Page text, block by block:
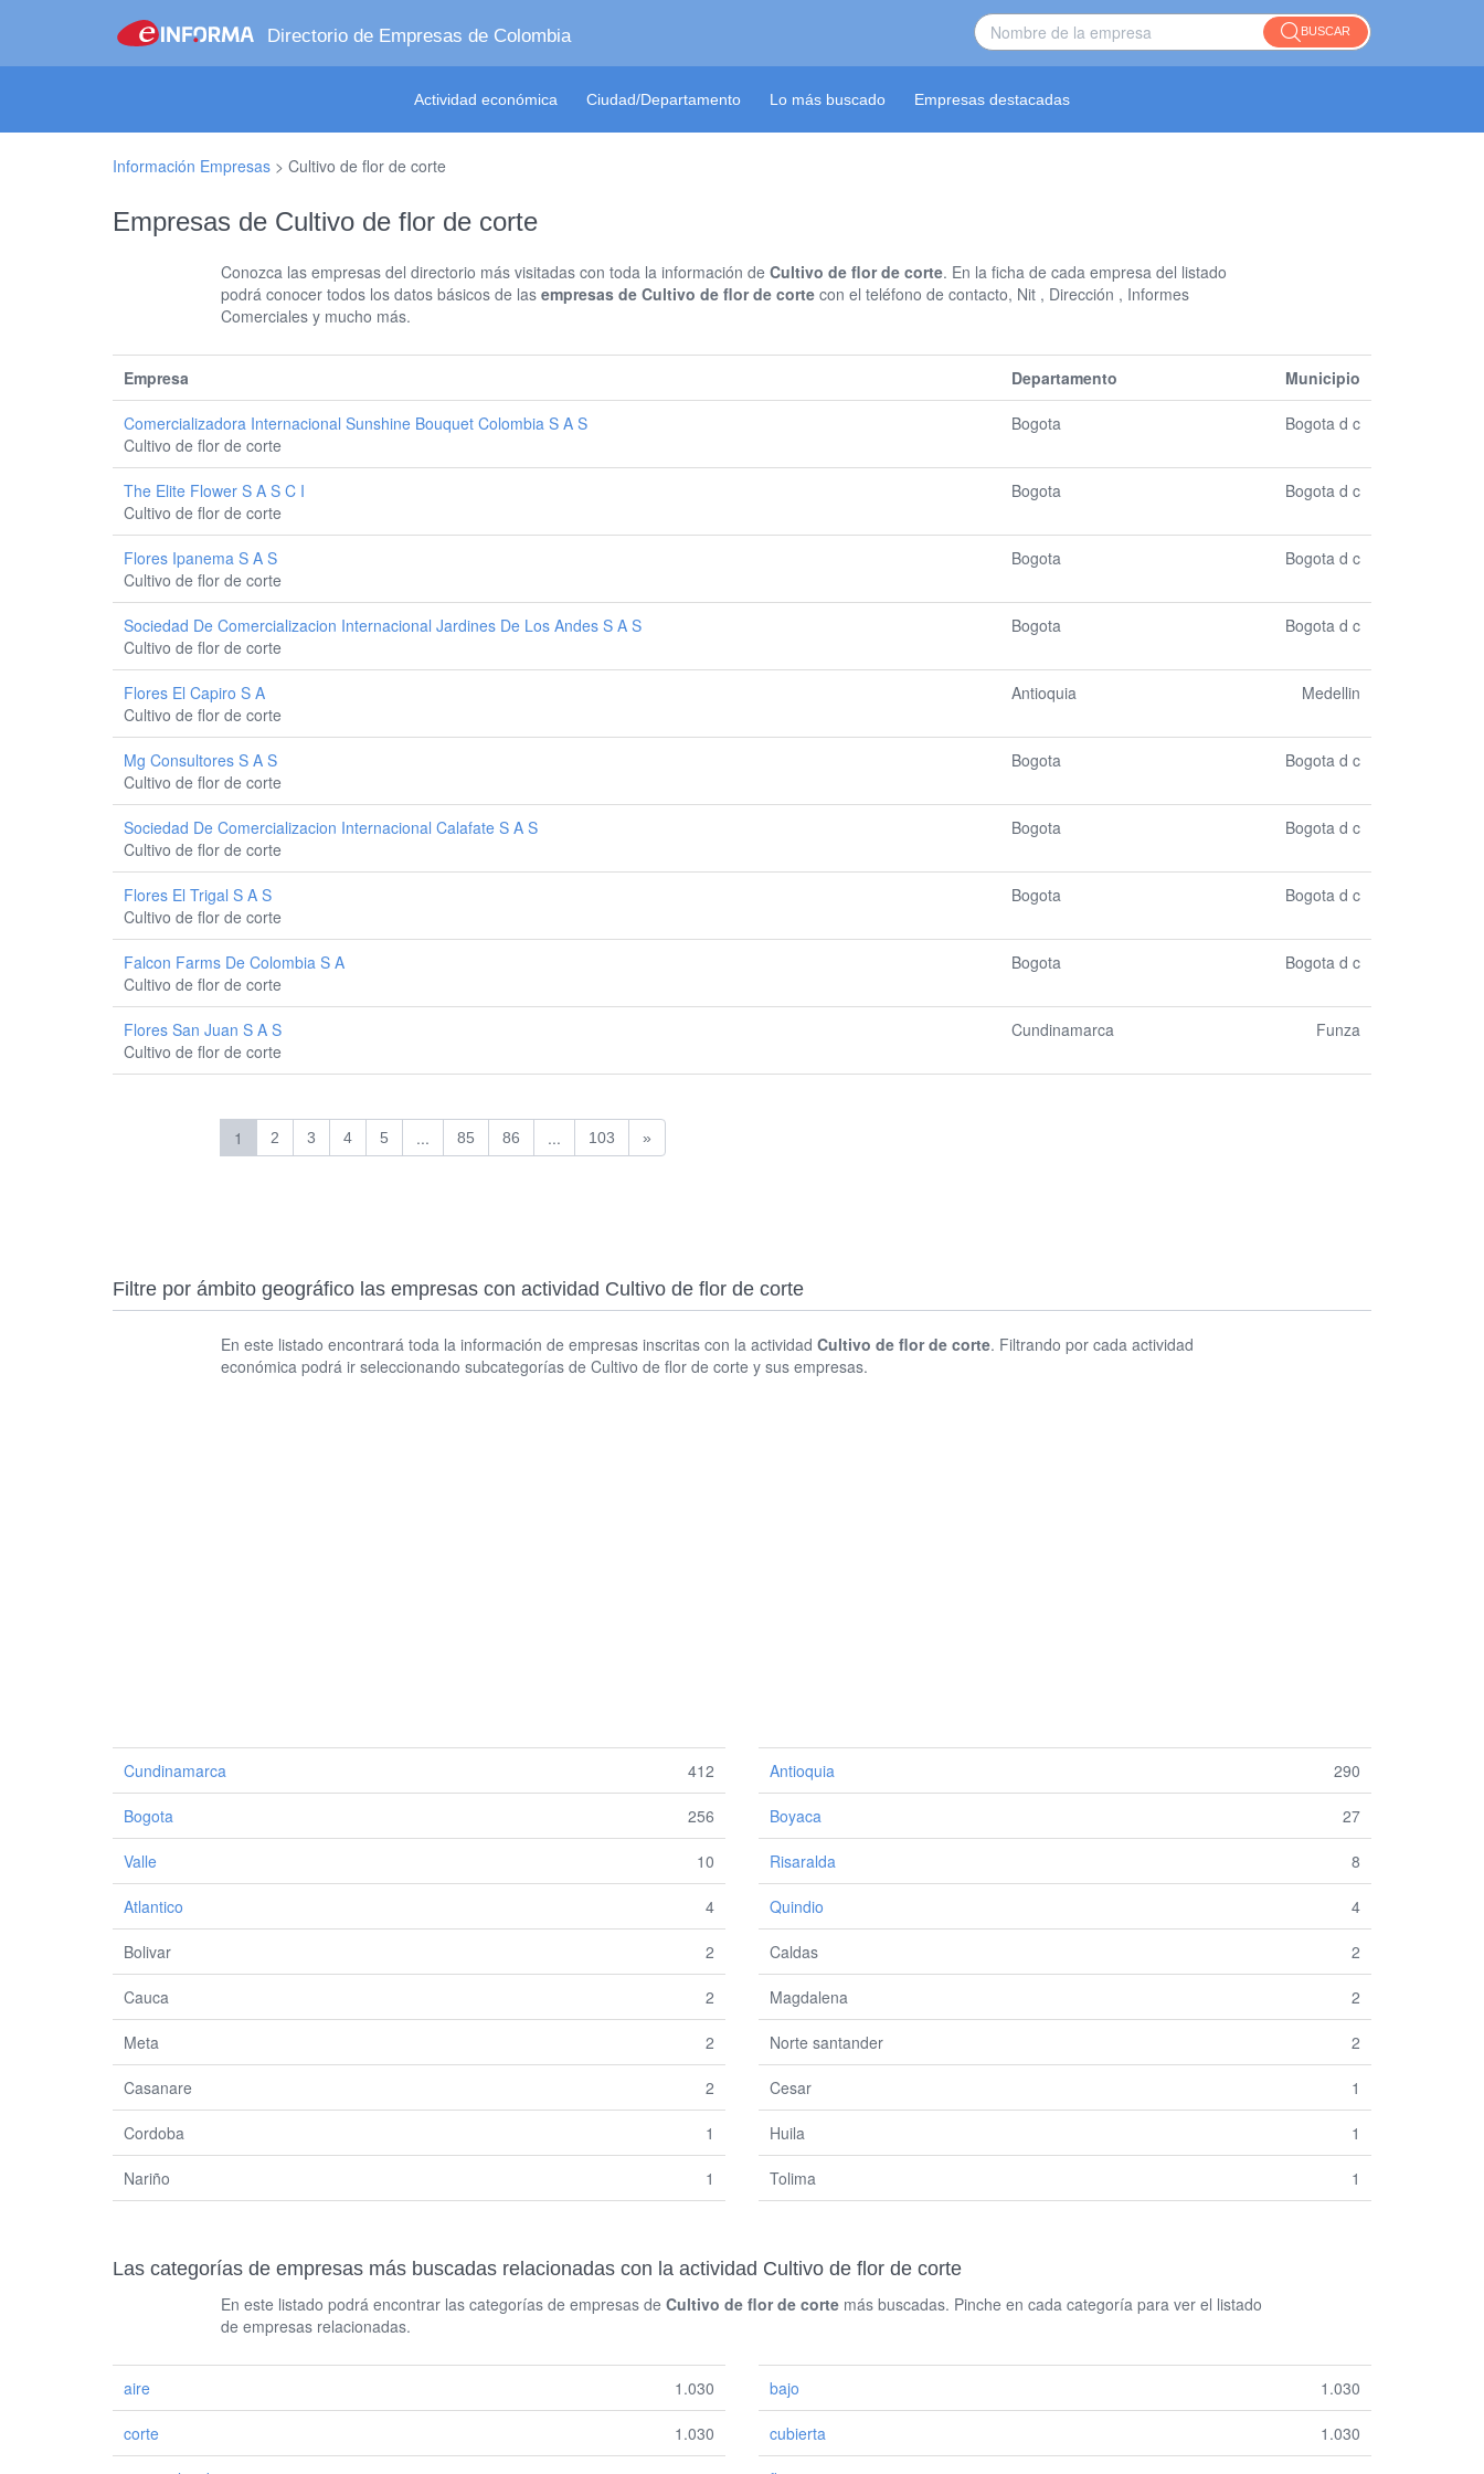
Directorio de Empresas de Colombia BUSCAR
Actividad económica Ciudad/Departamento Lo más buscado Empresas destacadas
Información Empresas > Cultivo de flor de corte
Empresas de Cultivo de flor de corte
Conozca las empresas del directorio más visitadas con toda la información de Cultivo de flor de corte. En la ficha de cada empresa del listado
podrá conocer todos los datos básicos de las empresas de Cultivo de flor de cortecon el teléfono de contacto, Nit , Dirección , Informes
Comerciales y mucho más.
Empresa Departamento Municipio
Comercializadora Internacional Sunshine Bouquet Colombia S A S
Cultivo de flor de corte
Bogota Bogota d c
The Elite Flower S A S C I
Cultivo de flor de corte
Bogota Bogota d c
Flores Ipanema S A S
Cultivo de flor de corte
Bogota Bogota d c
Sociedad De Comercializacion Internacional Jardines De Los Andes S A S
Cultivo de flor de corte
Bogota Bogota d c
Flores El Capiro S A
Cultivo de flor de corte
Antioquia Medellin
Mg Consultores S A S
Cultivo de flor de corte
Bogota Bogota d c
Sociedad De Comercializacion Internacional Calafate S A S
Cultivo de flor de corte
Bogota Bogota d c
Flores El Trigal S A S
Cultivo de flor de corte
Bogota Bogota d c
Falcon Farms De Colombia S A
Cultivo de flor de corte
Bogota Bogota d c
Flores San Juan S A S
Cultivo de flor de corte
Cundinamarca Funza
1 2 3 4 5 ... 85 86 ... 103 »
Filtre por ámbito geográfico las empresas con actividad Cultivo de flor de corte
En este listado encontrará toda la información de empresas inscritas con la actividad Cultivo de flor de corte. Filtrando por cada actividad
económica podrá ir seleccionando subcategorías de Cultivo de flor de corte y sus empresas.
Cundinamarca 412
Bogota 256
Valle 10
Atlantico 4
Bolivar 2
Cauca 2
Meta 2
Casanare 2
Cordoba 1
Nariño 1
Antioquia 290
Boyaca 27
Risaralda 8
Quindio 4
Caldas 2
Magdalena 2
Norte santander 2
Cesar 1
Huila 1
Tolima 1
Las categorías de empresas más buscadas relacionadas con la actividad Cultivo de flor de corte
En este listado podrá encontrar las categorías de empresas de Cultivo de flor de cortemás buscadas. Pinche en cada categoría para ver el listado
de empresas relacionadas.
aire 1.030
corte 1.030
bajo 1.030
cubierta 1.030